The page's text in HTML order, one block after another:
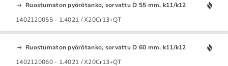
Ruostumaton pyörötanko, sorvattu D 55 mm, k11/k12
1402120055 - 1.4021 / X20Cr13+QT
Ruostumaton pyörötanko, sorvattu D 60 mm, k11/k12
1402120060 - 1.4021 / X20Cr13+QT